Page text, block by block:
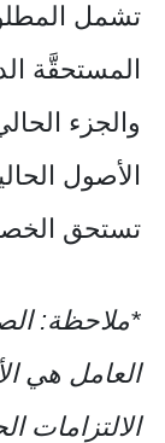
تشمل
المستحقَّة
والجزء
تستحق الخصوم
*ملاحظة:
العامل هي
الالتزامات